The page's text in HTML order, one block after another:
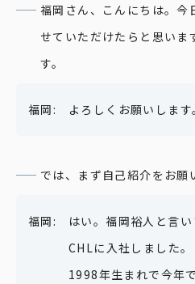
福岡さん、こんにちは。今
せていただけたらと思いま
す。
よろしくお願いします
では、まず自己紹介をお願
はい。福岡裕人と言
CHLに入社しました。
1998年生まれで今年